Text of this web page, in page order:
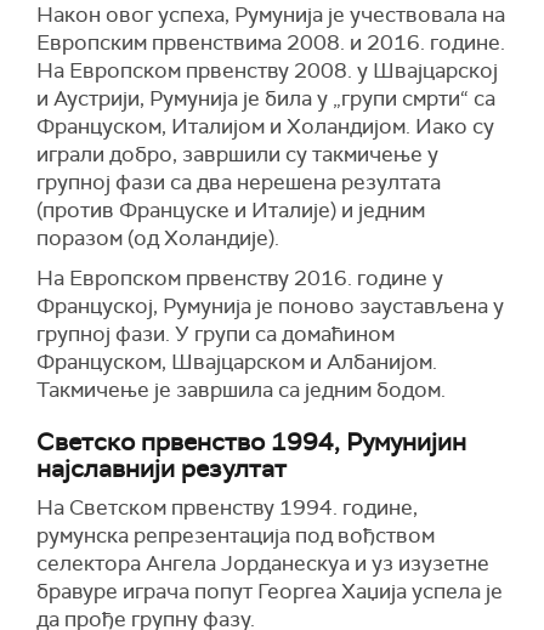
Након овог успеха, Румунија је учествовала на
Европским првенствима 2008. и 2016. године.
На Европском првенству 2008. у Швајцарској
и Аустрији, Румунија је била у „групи смрти“ са
Француском, Италијом и Холандијом. Иако су
играли добро, завршили су такмичење у
групној фази са два нерешена резултата
(против Француске и Италије) и једним
поразом (од Холандије).
На Европском првенству 2016. године у
Француској, Румунија је поново заустављена у
групној фази. У групи са домаћином
Француском, Швајцарском и Албанијом.
Такмичење је завршила са једним бодом.
Светско првенство 1994, Румунијин
најславнији резултат
На Светском првенству 1994. године,
румунска репрезентација под вођством
селектора Ангела Јорданескуа и уз изузетне
бравуре играча попут Георгеа Хаџија успела је
да прође групну фазу.